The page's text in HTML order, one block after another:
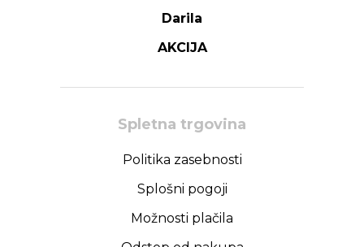
Darila
AKCIJA
Spletna trgovina
Politika zasebnosti
Splošni pogoji
Možnosti plačila